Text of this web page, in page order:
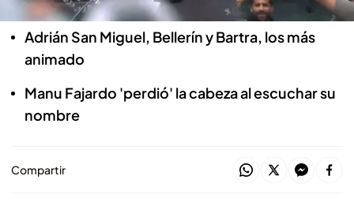
Adrián San Miguel, Bellerín y Bartra, los más
animado
Manu Fajardo 'perdió' la cabeza al escuchar su
nombre
Compartir